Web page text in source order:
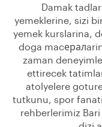
Damak
yemeklerine, sizi
yemek kurslarina,
doga
zaman
ettirecek
atolyelere
tutkunu, spor
rehberlerimiz